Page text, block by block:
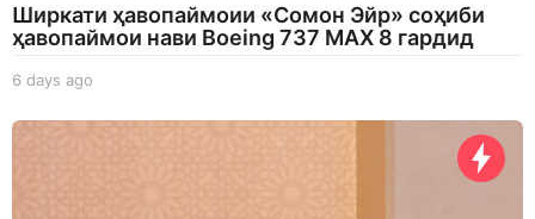
Ширкати ҳавопаймоии «Сомон Эйр» соҳиби
ҳавопаймои нави Boeing 737 MAX 8 гардид
6 days ago
a